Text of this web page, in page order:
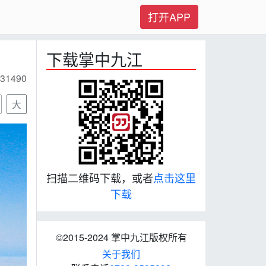
打开APP
大
下载掌中九江
扫描二维码下载，或者点击这里
下载
©2015-2024 掌中九江版权所有
关于我们